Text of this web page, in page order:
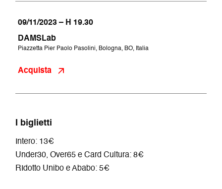
09/11/2023 – H 19.30
DAMSLab
Piazzetta Pier Paolo Pasolini, Bologna, BO, Italia
Acquista
I biglietti
Intero: 13€
Under30, Over65 e Card Cultura: 8€
RIdotto Unibo e Ababo: 5€